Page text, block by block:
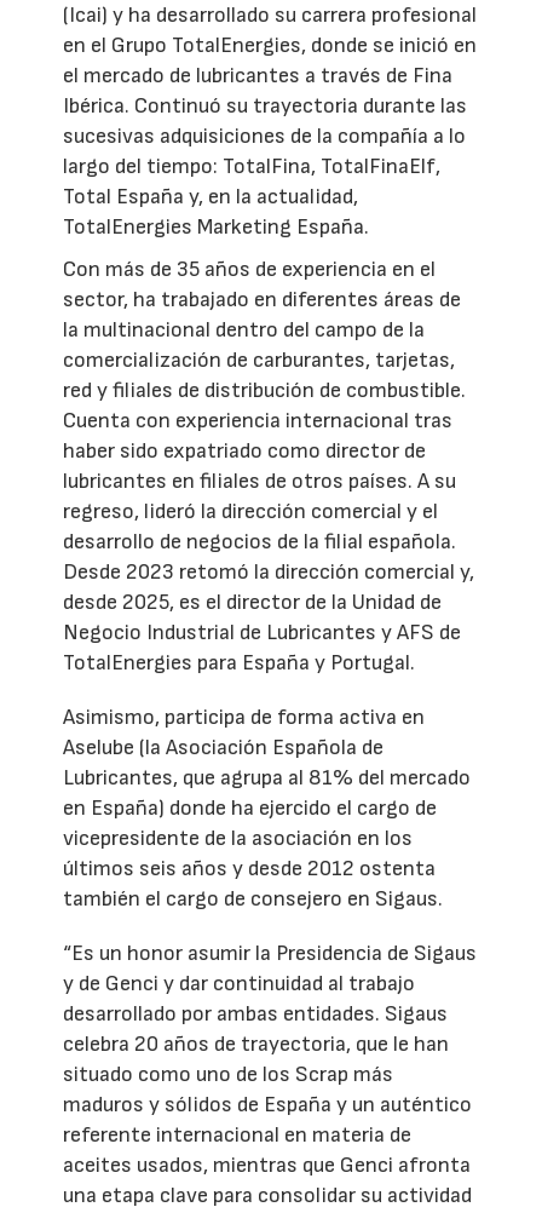
(Icai) y ha desarrollado su carrera profesional
en el Grupo TotalEnergies, donde se inició en
el mercado de lubricantes a través de Fina
Ibérica. Continuó su trayectoria durante las
sucesivas adquisiciones de la compañía a lo
largo del tiempo: TotalFina, TotalFinaElf,
Total España y, en la actualidad,
TotalEnergies Marketing España.
Con más de 35 años de experiencia en el
sector, ha trabajado en diferentes áreas de
la multinacional dentro del campo de la
comercialización de carburantes, tarjetas,
red y filiales de distribución de combustible.
Cuenta con experiencia internacional tras
haber sido expatriado como director de
lubricantes en filiales de otros países. A su
regreso, lideró la dirección comercial y el
desarrollo de negocios de la filial española.
Desde 2023 retomó la dirección comercial y,
desde 2025, es el director de la Unidad de
Negocio Industrial de Lubricantes y AFS de
TotalEnergies para España y Portugal.
Asimismo, participa de forma activa en
Aselube (la Asociación Española de
Lubricantes, que agrupa al 81% del mercado
en España) donde ha ejercido el cargo de
vicepresidente de la asociación en los
últimos seis años y desde 2012 ostenta
también el cargo de consejero en Sigaus.
“Es un honor asumir la Presidencia de Sigaus
y de Genci y dar continuidad al trabajo
desarrollado por ambas entidades. Sigaus
celebra 20 años de trayectoria, que le han
situado como uno de los Scrap más
maduros y sólidos de España y un auténtico
referente internacional en materia de
aceites usados, mientras que Genci afronta
una etapa clave para consolidar su actividad